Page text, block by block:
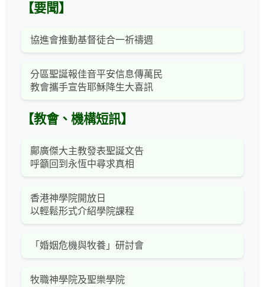
【要聞】
協進會推動基督徒合一祈禱週
分區聖誕報佳音平安信息傳萬民
教會攜手宣告耶穌降生大喜訊
【教會、機構短訊】
鄺廣傑大主教發表聖誕文告
呼籲回到永恆中尋求真相
香港神學院開放日
以輕鬆形式介紹學院課程
「婚姻危機與牧養」研討會
牧職神學院及聖樂學院